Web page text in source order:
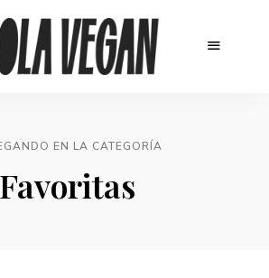
EN LA CATEGORÍA
Favoritas